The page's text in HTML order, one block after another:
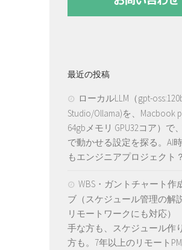
最近の投稿
ローカルLLM（gpt-
Studio/Ollama)を、Macbook
64gbメモリ GPU32コア）で
で動かせる設定を探る。AI
もエンジニアプロジェクト
WBS・ガントチャート作
ブ（スケジュール管理の解
リモートワークにも対応
手な方も、スケジュール作
方も。7年以上のリモート